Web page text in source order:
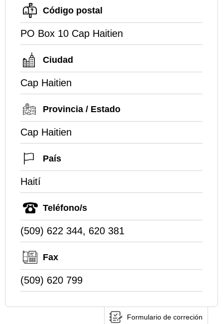
Código postal
PO Box 10 Cap Haitien
Ciudad
Cap Haitien
Provincia / Estado
Cap Haitien
País
Haití
Teléfono/s
(509) 622 344, 620 381
Fax
(509) 620 799
Formulario de correción